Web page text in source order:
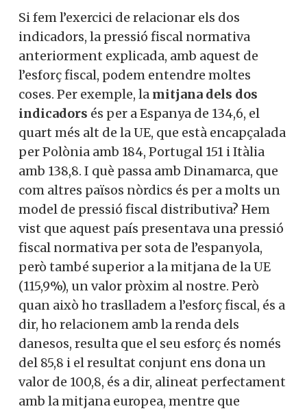
Si fem l’exercici de relacionar els dos
indicadors, la pressió fiscal normativa
anteriorment explicada, amb aquest de
l’esforç fiscal, podem entendre moltes
coses. Per exemple, la mitjana dels dos
indicadors és per a Espanya de 134,6, el
quart més alt de la UE, que està encapçalada
per Polònia amb 184, Portugal 151 i Itàlia
amb 138,8. I què passa amb Dinamarca, que
com altres països nòrdics és per a molts un
model de pressió fiscal distributiva? Hem
vist que aquest país presentava una pressió
fiscal normativa per sota de l’espanyola,
però també superior a la mitjana de la UE
(115,9%), un valor pròxim al nostre. Però
quan això ho traslladem a l’esforç fiscal, és a
dir, ho relacionem amb la renda dels
danesos, resulta que el seu esforç és només
del 85,8 i el resultat conjunt ens dona un
valor de 100,8, és a dir, alineat perfectament
amb la mitjana europea, mentre que